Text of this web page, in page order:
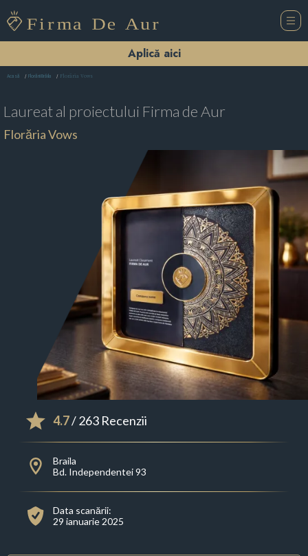
Aplică aici
Acasă Florării Brăila Florăria Vows
Laureat al proiectului Firma de Aur
Florăria Vows
4.7/ 263 Recenzii
Braila
Bd. Independentei 93
Data scanării:
29 ianuarie 2025